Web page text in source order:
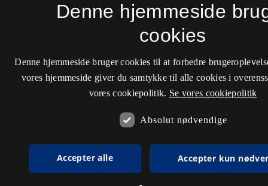
Denne hjemmeside
cookies
Denne hjemmeside bruger cookies til at forbedre
vores hjemmeside giver du samtykke til alle cookies i
vores cookiepolitik. Se vores cookiepolitik
Absolut nødvendige
Accepter alle Accepter kun